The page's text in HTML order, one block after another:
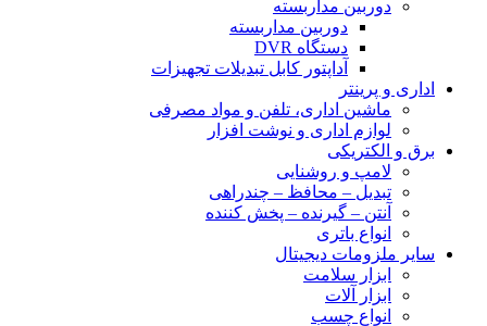
دوربین مداربسته
دوربین مداربسته
دستگاه DVR
آداپتور کابل تبدیلات تجهیزات
اداری و پرینتر
ماشین اداری، تلفن و مواد مصرفی
لوازم اداری و نوشت افزار
برق و الکتریکی
لامپ و روشنایی
تبدیل – محافظ – چندراهی
آنتن – گیرنده – پخش کننده
انواع باتری
سایر ملزومات دیجیتال
ابزار سلامت
ابزار آلات
انواع چسب